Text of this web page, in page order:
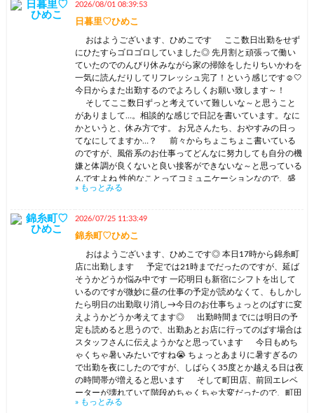
2026/08/01 08:39:53
日暮里♡ひめこ
おはようございます、ひめこです ここ数日出勤をせず
にひたすらゴロゴロしていました◎ 先月割と頑張って働い
ていたのでのんびり休みながら家の掃除をしたりちいかわを
一気に読んだりしてリフレッシュ完了！という感じです☺️🤍
今日からまた出勤するのでよろしくお願い致します～！
そしてここ数日ずっと考えていて難しいな～と思うこと
がありまして…。相談的な感じで日記を書いています。なに
かというと、休み方です。 お兄さんたち、おやすみの日っ
てなにしてますか…？ 前々からちょこちょこ書いている
のですが、風俗系のお仕事ってどんなに努力しても自分の機
嫌と体調が良くないと良い接客ができないな～と思っている
んですよね 性的なことってコミュニケーションなので、盛
り上がる盛り上がらないが顕著といいますか… 疲れた！もう
上がりにかけるよなぁ…というのがずっとある悩みです🌀
特に私のお客さんはMの人がほとんどで意思決定を委ねた
い！と来てくださる方が多いのでこちら主導でプレイを進め
るにあたって、ストレス状態だったり疲れていたりするとど
うしても残量不足が影響しやすいなぁと なのでなるべく
無理な連勤は避けて回復を挟みつつシフトをいれるべきだな
～というのは前々から思っています。 ただ、ここで難しい
のが、休みを取って1日だらだらしていても回復しない感じ
がありまして… だらだらしていると肉体は回復するのです
が、機嫌とか主導権を司ってる脳は全然回復していない。
そこを一番休ませたいのに～！と思うのですが難しい。
調べると、好きなことをしたり運動をしたりするといいよ～
とのことなのでジョギングを再開してみたり、太るからやめ
よう…と思っていたお酒を少し飲んでみたりしたのですが、
回復のためにやってることって意味がないみたいです 結局
タスクになっちゃうっぽくて… 仕事のために休もう！みたい
» もっとみる
2026/07/25 11:33:49
錦糸町♡ひめこ
おはようございます、ひめこです◎ 本日17時から錦糸町
店に出勤します 予定では21時までだったのですが、延ば
そうかどうか悩み中です 一応明日も新宿にシフトを出して
いるのですが微妙に昼の仕事の予定が読めなくて、もしかし
たら明日の出勤取り消し→今日のお仕事ちょっとのばすに変
えようかどうか考えてます◎ 出勤時間までには明日の予
定も読めると思うので、出勤あとお店に行ってのばす場合は
スタッフさんに伝えようかなと思っています 今日もめち
ゃくちゃ暑いみたいですね😭 ちょっとあまりに暑すぎるの
で出勤を夜にしたのですが、しばらく35度とか越える日は夜
の時間帯が増えると思います そして町田店、前回エレベ
ーターが壊れていて階段めちゃくちゃ大変だったので、町田
もエレベータ！が復旧したら出勤したい…どうなんだろう
» もっとみる